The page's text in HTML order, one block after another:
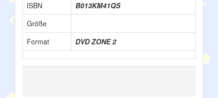
ISBN
B013KM41QS
Größe
Format
DVD ZONE 2